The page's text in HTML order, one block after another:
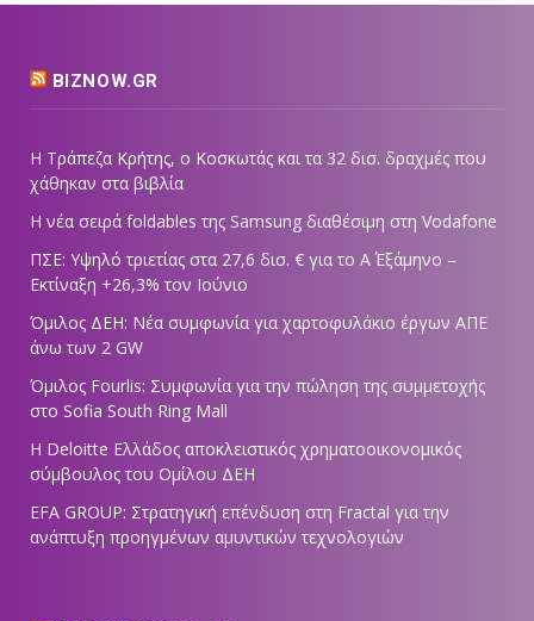
BIZNOW.GR
Η Τράπεζα Κρήτης, ο Κοσκωτάς και τα 32 δισ. δραχμές που
χάθηκαν στα βιβλία
Η νέα σειρά foldables της Samsung διαθέσιμη στη Vodafone
ΠΣΕ: Υψηλό τριετίας στα 27,6 δισ. € για το Α΄ Εξάμηνο –
Εκτίναξη +26,3% τον Ιούνιο
Όμιλος ΔΕΗ: Νέα συμφωνία για χαρτοφυλάκιο έργων ΑΠΕ
άνω των 2 GW
Όμιλος Fourlis: Συμφωνία για την πώληση της συμμετοχής
στο Sofia South Ring Mall
Η Deloitte Ελλάδος αποκλειστικός χρηματοοικονομικός
σύμβουλος του Ομίλου ΔΕΗ
EFA GROUP: Στρατηγική επένδυση στη Fractal για την
ανάπτυξη προηγμένων αμυντικών τεχνολογιών